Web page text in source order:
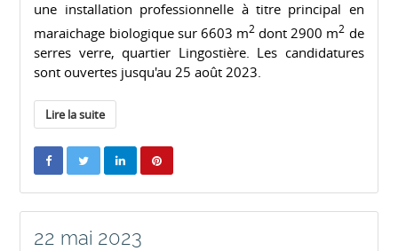
une installation professionnelle à titre principal en
maraichage biologique sur 6603 m2 dont 2900 m2 de
serres verre, quartier Lingostière. Les candidatures
sont ouvertes jusqu'au 25 août 2023.
Lire la suite
22 mai 2023